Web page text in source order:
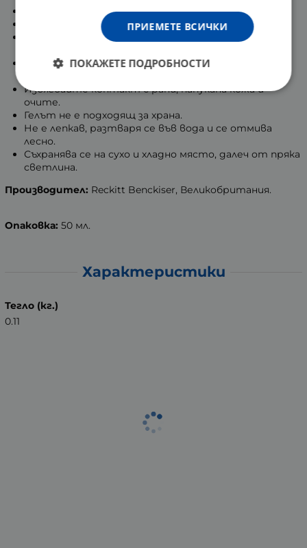
Използва се само според указанията.
Подходящ е за орален, вагинален и анален секс.
Не съдържа спермициди и не е контрацептивно
Може скоростта на сперматозоидите да бъде
Избягвайте контакт с рани, напукана кожа и
очите.
Гелът не е подходящ за храна.
Не е лепкав, разтваря се във вода и се отмива
лесно.
Съхранява се на сухо и хладно място, далеч от пряка
светлина.
Производител: Reckitt Benckiser, Великобритания.
Опаковка: 50 мл.
Характеристики
Тегло (кг.)
0.11
ПРИЕМЕТЕ ВСИЧКИ
ПОКАЖЕТЕ ПОДРОБНОСТИ